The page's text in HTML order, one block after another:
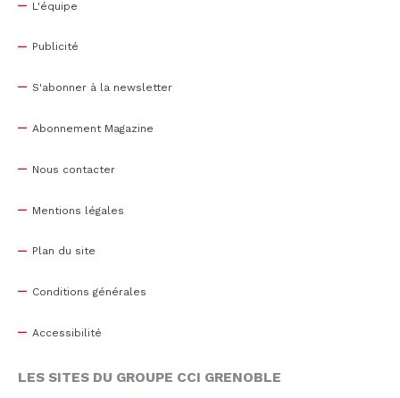
L'équipe
Publicité
S'abonner à la newsletter
Abonnement Magazine
Nous contacter
Mentions légales
Plan du site
Conditions générales
Accessibilité
LES SITES DU GROUPE CCI GRENOBLE